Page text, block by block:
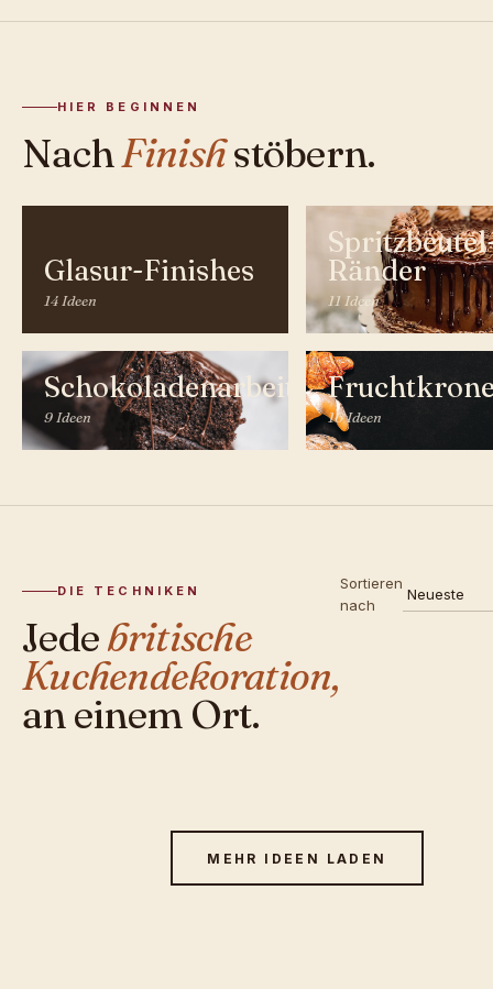
HIER BEGINNEN
NachFinishstöbern.
Glasur-Finishes
14 Ideen
Ränder
11 Ideen
Schokoladenarbeiten
9 Ideen 16 Ideen
DIE TECHNIKEN
Jedebritische
Kuchendekoration,
an einem Ort.
Sortieren
nach
MEHR IDEEN LADEN